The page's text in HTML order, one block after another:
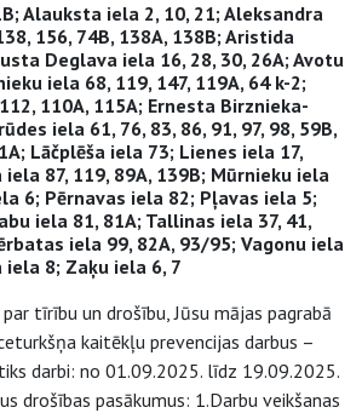
Alauksta iela 2, 10, 21; Aleksandra
156, 74B, 138A, 138B; Aristida
Deglava iela 16, 28, 30, 26A; Avotu
iela 68, 119, 147, 119A, 64 k-2;
110A, 115A; Ernesta Birznieka-
iela 61, 76, 83, 86, 91, 97, 98, 59B,
Lāčplēša iela 73; Lienes iela 17,
iela 87, 119, 89A, 139B; Mūrnieku iela
6; Pērnavas iela 82; Pļavas iela 5;
iela 81, 81A; Tallinas iela 37, 41,
iela 99, 82A, 93/95; Vagonu iela
iela 8; Zaķu iela 6, 7
tīrību un drošību, Jūsu mājas pagrabā
kaitēkļu prevencijas darbus –
darbi: no 01.09.2025. līdz 19.09.2025.
drošības pasākumus: 1.Darbu veikšanas